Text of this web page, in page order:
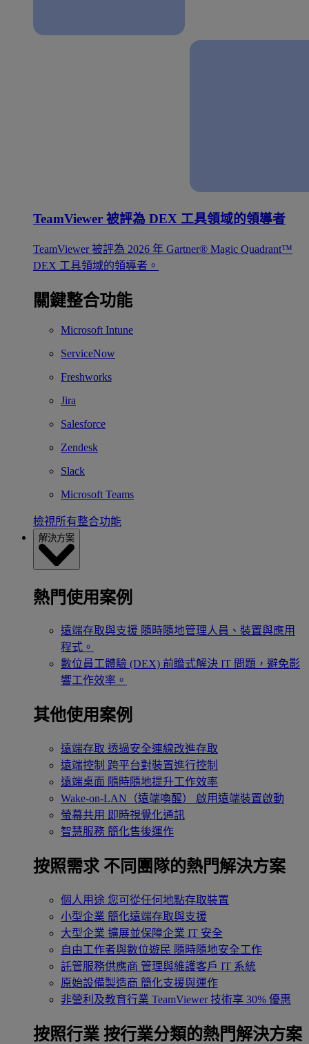
TeamViewer 被評為 DEX 工具領域的領導者
TeamViewer 被評為 2026 年 Gartner® Magic Quadrant™
DEX 工具領域的領導者。
關鍵整合功能
Microsoft Intune
ServiceNow
Freshworks
Jira
Salesforce
Zendesk
Slack
Microsoft Teams
檢視所有整合功能
解決方案
熱門使用案例
遠端存取與支援 隨時隨地管理人員、裝置與應用
程式。
數位員工體驗 (DEX) 前瞻式解決 IT 問題，避免影
響工作效率。
其他使用案例
遠端存取 透過安全連線改進存取
遠端控制 跨平台對裝置進行控制
遠端桌面 隨時隨地提升工作效率
Wake-on-LAN（遠端喚醒）
啟用遠端裝置啟動
螢幕共用 即時視覺化通訊
智慧服務 簡化售後運作
按照需求 不同團隊的熱門解決方案
個人用途 您可從任何地點存取裝置
小型企業 簡化遠端存取與支援
大型企業 擴展並保障企業 IT 安全
自由工作者與數位遊民 隨時隨地安全工作
託管服務供應商 管理與維護客戶 IT 系統
原始設備製造商 簡化支援與運作
非營利及教育行業 TeamViewer 技術享 30% 優惠
按照行業 按行業分類的熱門解決方案